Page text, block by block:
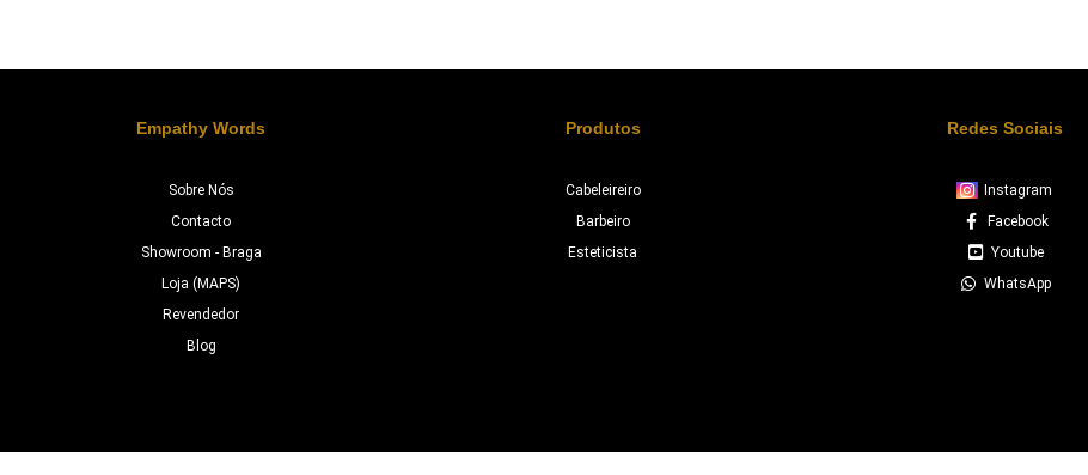
Empathy Words
Sobre Nós
Contacto
Showroom - Braga
Loja (MAPS)
Revendedor
Blog
Produtos
Cabeleireiro
Barbeiro
Esteticista
Redes Sociais
Instagram
Facebook
Youtube
WhatsApp